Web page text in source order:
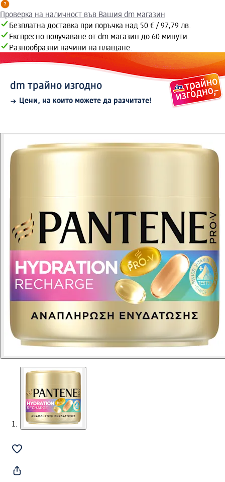
Проверка на наличност във Вашия dm магазин
Безплатна доставка при поръчка над 50 € / 97,79 лв.
Експресно получаване от dm магазин до 60 минути.
Разнообразни начини на плащане.
dm трайно изгодно
Цени, на които можете да разчитате!